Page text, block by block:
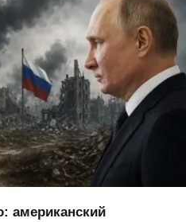
американский